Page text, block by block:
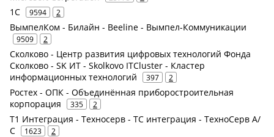
1С 9594 2
ВымпелКом - Билайн - Beeline - Вымпел-Коммуникации
9509 2
Сколково - Центр развития цифровых технологий Фонда
Сколково - SK ИТ - Skolkovo ITCluster - Кластер
информационных технологий
397 2
Ростех - ОПК - Объединённая приборостроительная
корпорация
335 2
Т1 Интеграция - Техносерв - ТС интеграция - ТехноСерв А/
С
1623 2